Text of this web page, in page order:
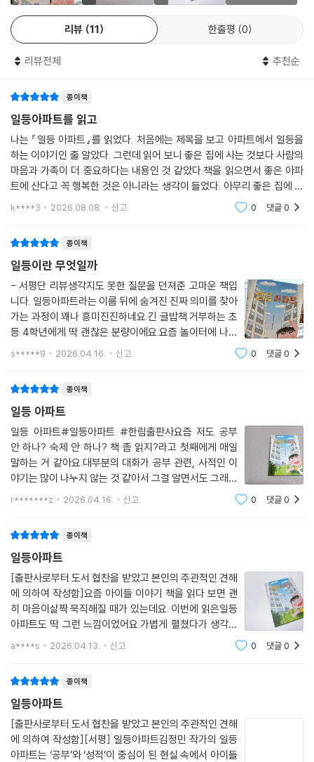
말하는 용기를 얻고, 부모들은 아이의 공부하는 뒷모습이 아닌 웃는 얼굴
을 마주 보며 소중함을 깨닫게 될 것이다. 아이들 머릿속에 놀이터가 사라
마음에 닿는 이유는 바로 우리의 현실이기 때문이다. 놀이터와 우리가 사
한다. 비룡소 황금도깨비상과 창비교육 이야기친구상을 수상한 김정민 작
가의 탄탄한 필력과 안내 방송에 따라 바뀌는 사람들의 다채로운 모습을
그림으로 그린 박혜림 작가의 조화가 이야기를 더 빛나게 한다.
리뷰 11 한줄평 0
리뷰전체 추천순
종이책
일등아파트를 읽고
나는 『일등 아파트』를 읽었다. 처음에는 제목을 보고 아파트에서 일등을
하는 이야기인 줄 알았다. 그런데 읽어 보니 좋은 집에 사는 것보다 사람의
마음과 가족이 더 중요하다는 내용인 것 같았다.책을 읽으면서 좋은 아파
트에 산다고 꼭 행복한 것은 아니라는 생각이 들었다. 아무리 좋은 집에 살
아도 가족끼리 싸우거나 서로 관심이 없다면 행복하지 않을 것 같다. 반대
k****3 2026.08.08. 신고 0 댓글0
종이책
일등이란 무엇일까
- 서평단 리뷰생각지도 못한 질문을 던져준 고마운 책입
니다. 일등아파트라는 이름 뒤에 숨겨진 진짜 의미를 찾아
가는 과정이 꽤나 흥미진진하네요.긴 글밥책 거부하는 초
등 4학년에게 딱 괜찮은 분량이에요.요즘 놀이터에 나가
도 친구가 없어 금방 시무룩해져 돌아오는 아이들을 보며
s*****9 2026.04.16. 신고 0 댓글0
종이책
일등 아파트
일등 아파트#일등아파트 #한림출판사요즘 저도 공부
안 하나? 숙제 안 하나? 책 좀 읽지?라고 첫째에게 매일
말하는 거 같아요.대부분의 대화가 공부 관련, 사적인 이
야기는 많이 나누지 않는 것 같아서 그걸 알면서도 그래도
혹시나 공부를 안 하게 되면 뒤처지거나, 나중에 힘들까
r*******z 2026.04.16. 신고 0 댓글0
종이책
일등아파트
[출판사로부터 도서 협찬을 받았고 본인의 주관적인 견해
에 의하여 작성함]요즘 아이들 이야기 책을 읽다 보면 괜
히 마음이살짝 묵직해질 때가 있는데요. 이번에 읽은일등
아파트도 딱 그런 느낌이었어요.가볍게 펼쳤다가 생각보
다 오래 마음에 남아서계속 곱씹게 되는 이야기였어요.일
a****s 2026.04.13. 신고 0 댓글0
종이책
일등아파트
[출판사로부터 도서 협찬을 받았고 본인의 주관적인 견해
에 의하여 작성함][서평] 일등아파트김정민 작가의 일등
아파트는 ‘공부’와 ‘성적’이 중심이 된 현실 속에서 아이들